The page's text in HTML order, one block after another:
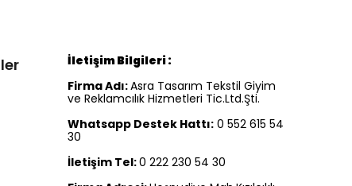
İletişim Bilgileri :
Firma Adı:Asra Tasarım Tekstil Giyim
ve Reklamcılık Hizmetleri Tic.Ltd.Şti.
Whatsapp Destek Hattı: 0 552 615 54
30
İletişim Tel:0 222 230 54 30